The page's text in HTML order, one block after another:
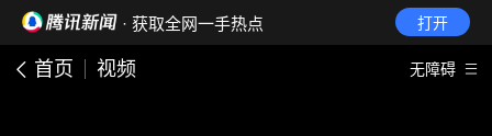
· 获取全网一手热点 打开
首页 视频 无障碍